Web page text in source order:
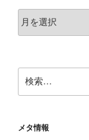
ー
索:
メタ情報